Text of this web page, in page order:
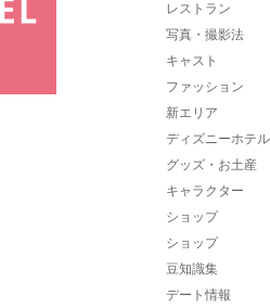
レストラン
写真・撮影法
キャスト
ファッション
新エリア
ディズニーホテル
グッズ・お土産
キャラクター
ショップ
ショップ
豆知識集
デート情報